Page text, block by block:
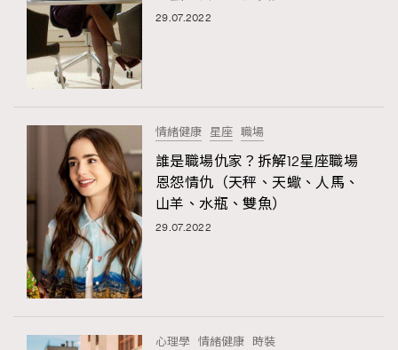
About us Collaboration Opportunity
Japan | Portugal | Spain
29.07.2022
情緒健康 星座 職場
誰是職場仇家？拆解12星座職場
恩怨情仇（天秤、天蠍、人馬、
山羊、水瓶、雙魚）
29.07.2022
心理學 情緒健康 時裝